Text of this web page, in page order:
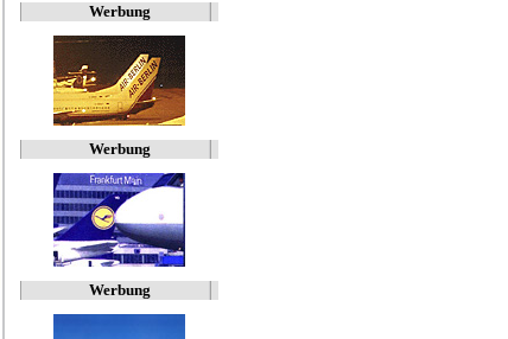
Werbung
Werbung
Werbung